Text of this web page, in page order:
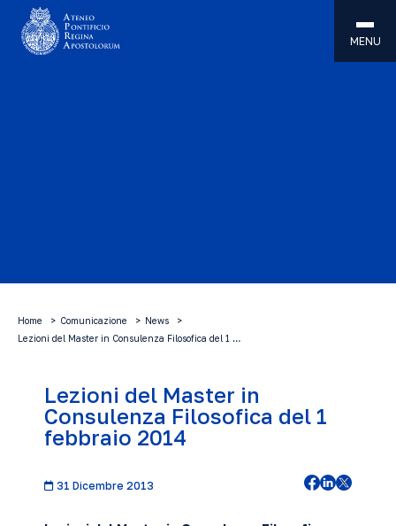
MENU
Home Comunicazione
News
Lezioni del Master in Consulenza Filosofica del 1 …
Lezioni del Master in
Consulenza Filosofica del 1
febbraio 2014
31 Dicembre 2013